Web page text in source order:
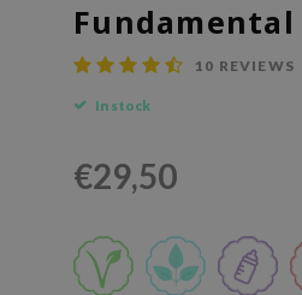
10 REVIEWS
In stock
€29,50